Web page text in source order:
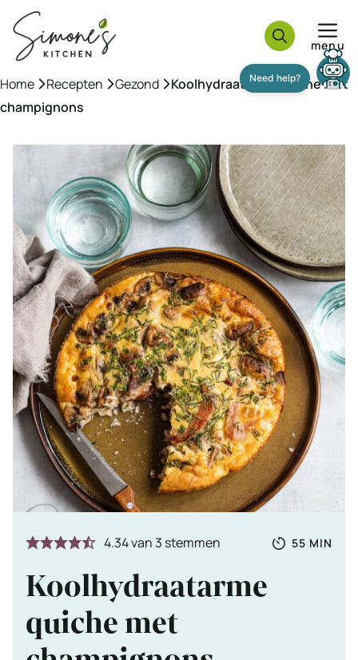
naar
inhoud
menu
Home »Recepten »Gezond »Koolhydraatarme quiche met
champignons
4.34van 3 stemmen
Totale
55 MIN
Koolhydraatarme
quiche met